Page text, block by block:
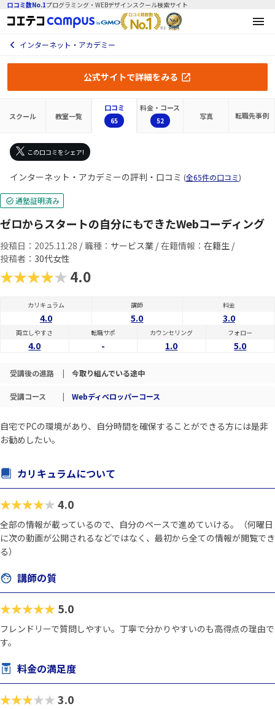
口コミ数No.1プログラミング・WEBデザインスクール検索サイト
インターネット・アカデミー
公式サイトで詳細をみる
スクール 教室一覧
口コミ
65
料金・コース
52 写真 転職先事例
この口コミをシェア!
インターネット・アカデミーの評判・口コミ (全65件の口コミ)
通塾証明済み
ゼロからスタートの自分にもできたWebコーディング
投稿日：2025.11.28 / 職種： サービス業 / 在籍情報： 在籍生 /
投稿者： 30代女性
★★★★★4.0
カリキュラム
4.0
講師
5.0
料金
3.0
両立しやすさ
4.0
転職サポ
-
カウンセリング
1.0
フォロー
5.0
受講後の進路 | 今取り組んでいる途中
受講コース | Webディベロッパーコース
自宅でPCの環境があり、自分時間を確保することができる方には是非
お勧めしたい。
カリキュラムについて
★★★★★4.0
全部の情報が載っているので、自分のペースで進めていける。（何曜日
に次の動画が公開されるなどではなく、最初から全ての情報が閲覧でき
る）
講師の質
★★★★★ 5.0
フレンドリーで質問しやすい。丁寧で分かりやすいのも高得点の理由で
す。
料金の満足度
★★★★★3.0